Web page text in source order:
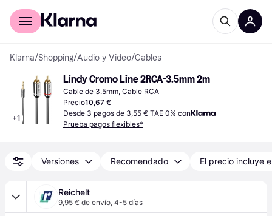
Comprar con Klarna
Klarna/Shopping/Audio y Video/Cables
+1
Lindy Cromo Line 2RCA-3.5mm 2m
Cable de 3.5mm, Cable RCA
Precio10,67 €
Desde 3 pagos de 3,55 € TAE 0% con
Prueba pagos flexibles*
Versiones Recomendado El precio incluye
Reichelt
9,95 € de envío, 4-5 días